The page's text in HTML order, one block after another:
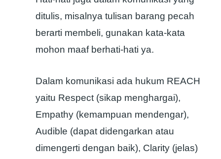
ditulis, misalnya tulisan barang pecah
berarti membeli, gunakan kata-kata
mohon maaf berhati-hati ya.
Dalam komunikasi ada hukum REACH
yaitu Respect (sikap menghargai),
Empathy (kemampuan mendengar),
Audible (dapat didengarkan atau
dimengerti dengan baik), Clarity (jelas)